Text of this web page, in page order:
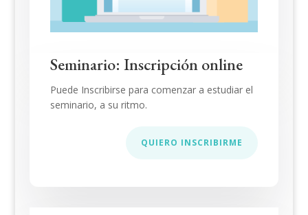
Seminario: Inscripción online
Puede Inscribirse para comenzar a estudiar el
seminario, a su ritmo.
QUIERO INSCRIBIRME